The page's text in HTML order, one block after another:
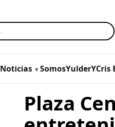
Noticias SomosYulderYCris
Plaza